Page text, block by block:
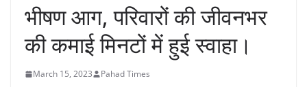
भीषण आग, परिवारों की जीवनभर
की कमाई मिनटों में हुई स्वाहा।
March 15, 2023 Pahad Times